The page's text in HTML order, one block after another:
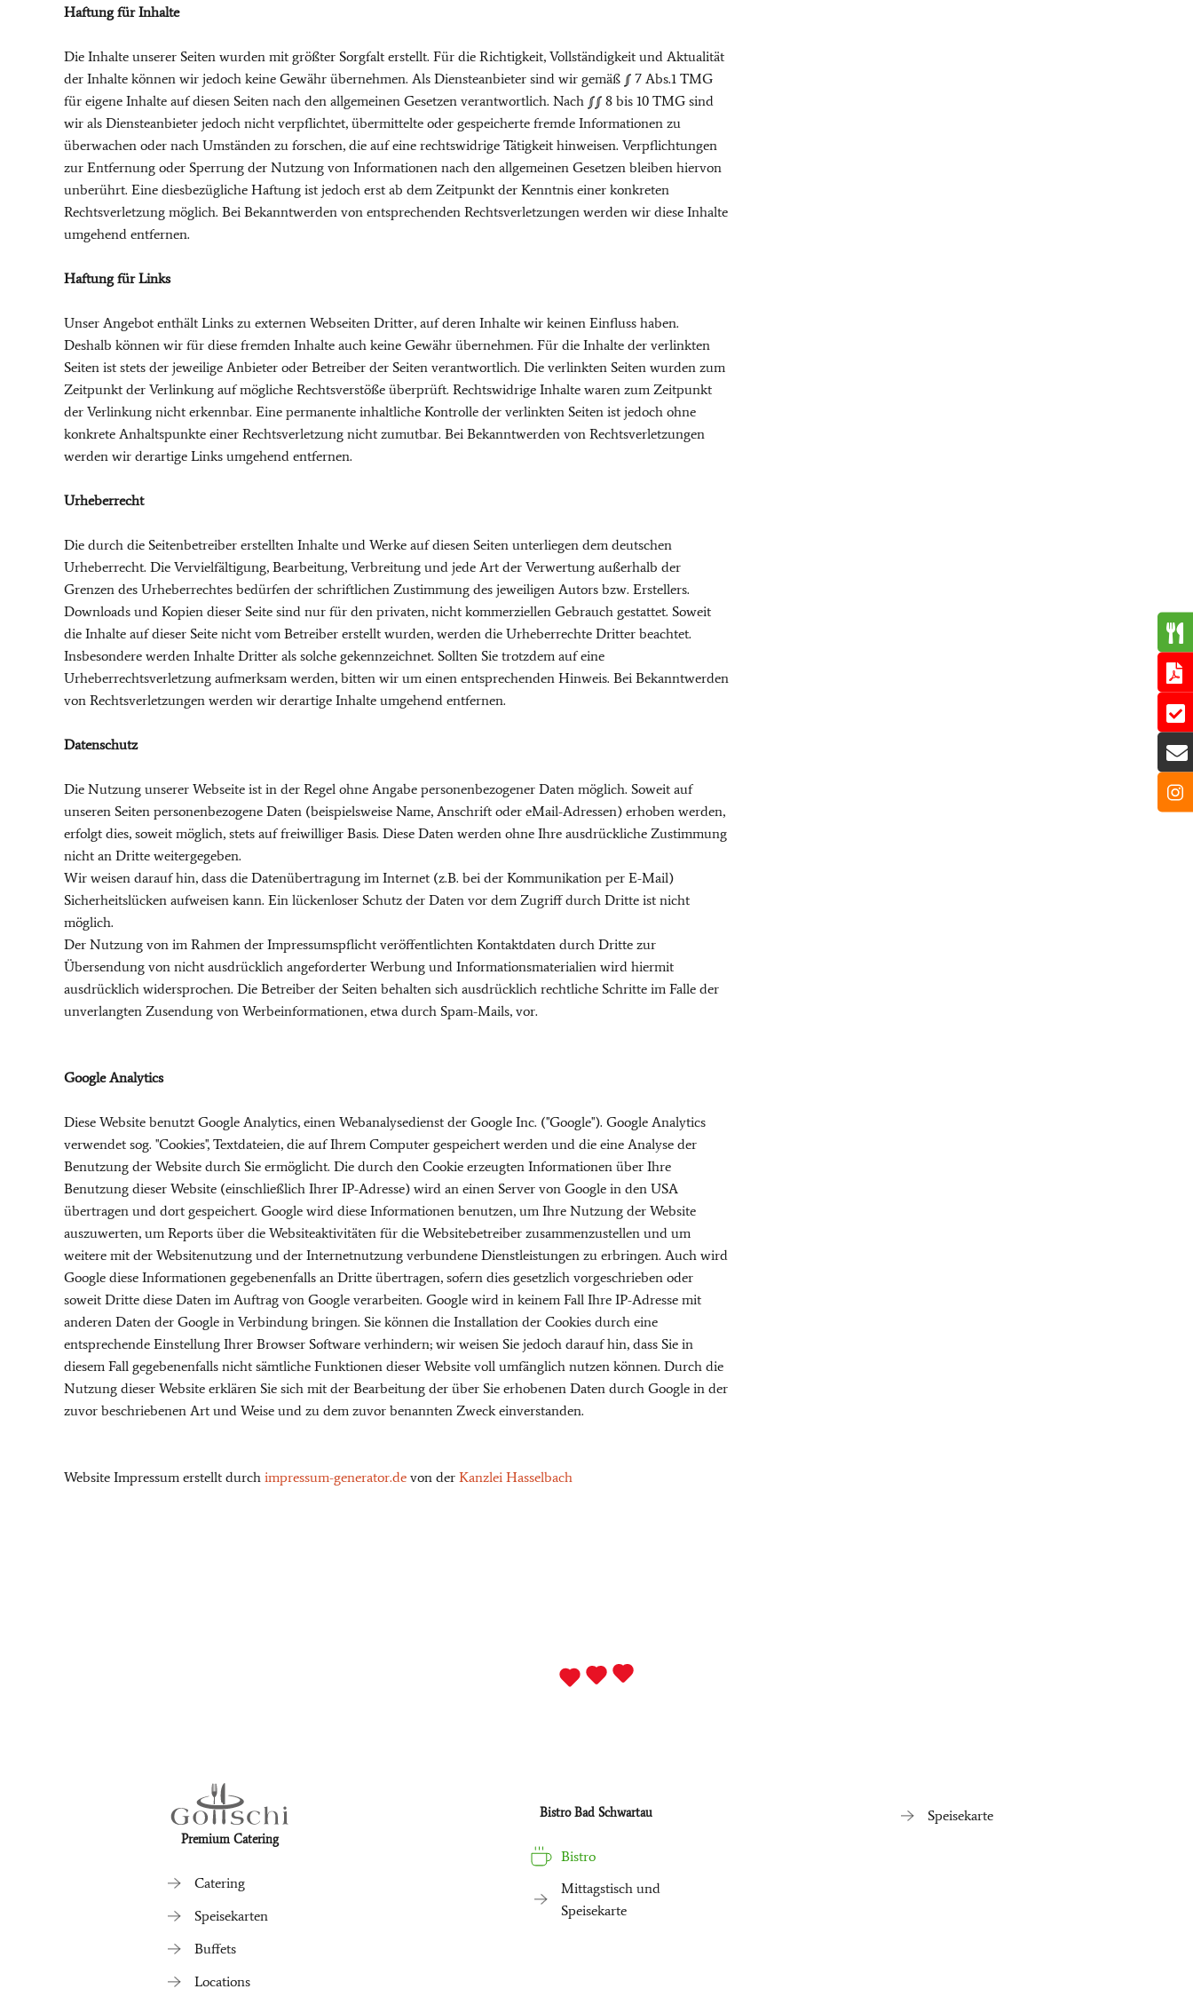
Haftung für Inhalte
Die Inhalte unserer Seiten wurden mit größter Sorgfalt erstellt. Für die Richtigkeit, Vollständigkeit und Aktualität
der Inhalte können wir jedoch keine Gewähr übernehmen. Als Diensteanbieter sind wir gemäß § 7 Abs.1 TMG
für eigene Inhalte auf diesen Seiten nach den allgemeinen Gesetzen verantwortlich. Nach §§ 8 bis 10 TMG sind
wir als Diensteanbieter jedoch nicht verpflichtet, übermittelte oder gespeicherte fremde Informationen zu
überwachen oder nach Umständen zu forschen, die auf eine rechtswidrige Tätigkeit hinweisen. Verpflichtungen
zur Entfernung oder Sperrung der Nutzung von Informationen nach den allgemeinen Gesetzen bleiben hiervon
unberührt. Eine diesbezügliche Haftung ist jedoch erst ab dem Zeitpunkt der Kenntnis einer konkreten
Rechtsverletzung möglich. Bei Bekanntwerden von entsprechenden Rechtsverletzungen werden wir diese Inhalte
umgehend entfernen.
Haftung für Links
Unser Angebot enthält Links zu externen Webseiten Dritter, auf deren Inhalte wir keinen Einfluss haben.
Deshalb können wir für diese fremden Inhalte auch keine Gewähr übernehmen. Für die Inhalte der verlinkten
Seiten ist stets der jeweilige Anbieter oder Betreiber der Seiten verantwortlich. Die verlinkten Seiten wurden zum
Zeitpunkt der Verlinkung auf mögliche Rechtsverstöße überprüft. Rechtswidrige Inhalte waren zum Zeitpunkt
der Verlinkung nicht erkennbar. Eine permanente inhaltliche Kontrolle der verlinkten Seiten ist jedoch ohne
konkrete Anhaltspunkte einer Rechtsverletzung nicht zumutbar. Bei Bekanntwerden von Rechtsverletzungen
werden wir derartige Links umgehend entfernen.
Urheberrecht
Die durch die Seitenbetreiber erstellten Inhalte und Werke auf diesen Seiten unterliegen dem deutschen
Urheberrecht. Die Vervielfältigung, Bearbeitung, Verbreitung und jede Art der Verwertung außerhalb der
Grenzen des Urheberrechtes bedürfen der schriftlichen Zustimmung des jeweiligen Autors bzw. Erstellers.
Downloads und Kopien dieser Seite sind nur für den privaten, nicht kommerziellen Gebrauch gestattet. Soweit
die Inhalte auf dieser Seite nicht vom Betreiber erstellt wurden, werden die Urheberrechte Dritter beachtet.
Insbesondere werden Inhalte Dritter als solche gekennzeichnet. Sollten Sie trotzdem auf eine
Urheberrechtsverletzung aufmerksam werden, bitten wir um einen entsprechenden Hinweis. Bei Bekanntwerden
von Rechtsverletzungen werden wir derartige Inhalte umgehend entfernen.
Datenschutz
Die Nutzung unserer Webseite ist in der Regel ohne Angabe personenbezogener Daten möglich. Soweit auf
unseren Seiten personenbezogene Daten (beispielsweise Name, Anschrift oder eMail-Adressen) erhoben werden,
erfolgt dies, soweit möglich, stets auf freiwilliger Basis. Diese Daten werden ohne Ihre ausdrückliche Zustimmung
nicht an Dritte weitergegeben.
Wir weisen darauf hin, dass die Datenübertragung im Internet (z.B. bei der Kommunikation per E-Mail)
Sicherheitslücken aufweisen kann. Ein lückenloser Schutz der Daten vor dem Zugriff durch Dritte ist nicht
möglich.
Der Nutzung von im Rahmen der Impressumspflicht veröffentlichten Kontaktdaten durch Dritte zur
Übersendung von nicht ausdrücklich angeforderter Werbung und Informationsmaterialien wird hiermit
ausdrücklich widersprochen. Die Betreiber der Seiten behalten sich ausdrücklich rechtliche Schritte im Falle der
unverlangten Zusendung von Werbeinformationen, etwa durch Spam-Mails, vor.
Google Analytics
Diese Website benutzt Google Analytics, einen Webanalysedienst der Google Inc. (''Google''). Google Analytics
verwendet sog. ''Cookies'', Textdateien, die auf Ihrem Computer gespeichert werden und die eine Analyse der
Benutzung der Website durch Sie ermöglicht. Die durch den Cookie erzeugten Informationen über Ihre
Benutzung dieser Website (einschließlich Ihrer IP-Adresse) wird an einen Server von Google in den USA
übertragen und dort gespeichert. Google wird diese Informationen benutzen, um Ihre Nutzung der Website
auszuwerten, um Reports über die Websiteaktivitäten für die Websitebetreiber zusammenzustellen und um
weitere mit der Websitenutzung und der Internetnutzung verbundene Dienstleistungen zu erbringen. Auch wird
Google diese Informationen gegebenenfalls an Dritte übertragen, sofern dies gesetzlich vorgeschrieben oder
soweit Dritte diese Daten im Auftrag von Google verarbeiten. Google wird in keinem Fall Ihre IP-Adresse mit
anderen Daten der Google in Verbindung bringen. Sie können die Installation der Cookies durch eine
entsprechende Einstellung Ihrer Browser Software verhindern; wir weisen Sie jedoch darauf hin, dass Sie in
diesem Fall gegebenenfalls nicht sämtliche Funktionen dieser Website voll umfänglich nutzen können. Durch die
Nutzung dieser Website erklären Sie sich mit der Bearbeitung der über Sie erhobenen Daten durch Google in der
zuvor beschriebenen Art und Weise und zu dem zuvor benannten Zweck einverstanden.
Website Impressum erstellt durch impressum-generator.de von der Kanzlei Hasselbach
Premium Catering
Catering
Speisekarten
Buffets
Locations
Bistro Bad Schwartau
Bistro
Mittagstisch und
Speisekarte
Speisekarte